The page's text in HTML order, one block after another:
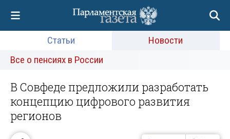
Статьи
Новости
Все о пенсиях в России
В Совфеде предложили разработать
концепцию цифрового развития
регионов